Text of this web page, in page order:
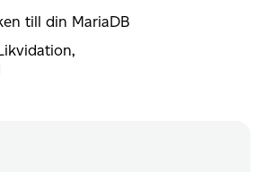
till din MariaDB